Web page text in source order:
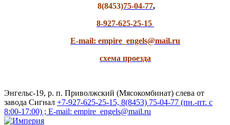
8(8453)75-04-77,
8-927-625-25-15
E-mail: empire_engels@mail.ru
схема проезда
Энгельс-19, р. п. Приволжский (Мясокомбинат) слева от
завода Сигнал +7-927-625-25-15, 8(8453) 75-04-77 (пн.-пт. с
8:00-17:00) ; E-mail: empire_engels@mail.ru